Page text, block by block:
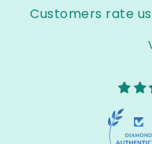
Customers rate